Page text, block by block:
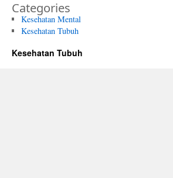
Categories
Kesehatan Mental
Kesehatan Tubuh
Kesehatan Tubuh